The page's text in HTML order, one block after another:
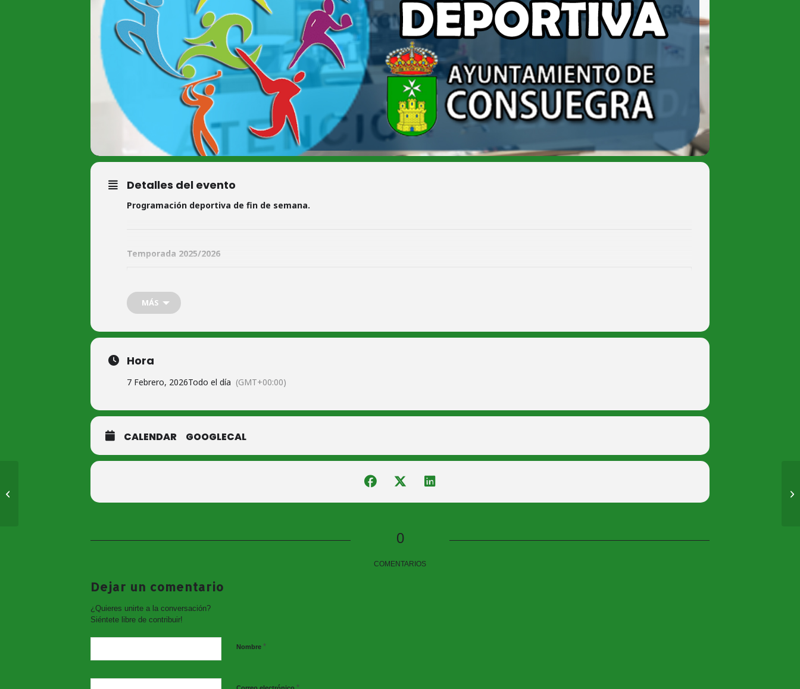
Detalles del evento
Programación deportiva de fin de semana.
Temporada 2025/2026
Agenda Baloncesto
Agenda Fútbol
@futsalconsuegra
@consuegrapadelclub
MÁS
Hora
7 Febrero, 2026Todo el día (GMT+00:00)
CALENDAR GOOGLECAL
0
COMENTARIOS
Dejar un comentario
¿Quieres unirte a la conversación?
Siéntete libre de contribuir!
Nombre *